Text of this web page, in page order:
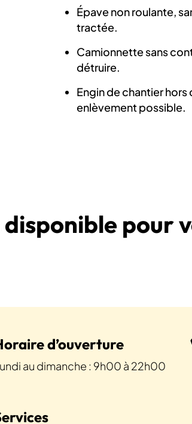
Épave non roulante,
tractée.
Camionnette sans
détruire.
Engin de chantier
enlèvement possible.
pour
d’ouverture
au dimanche : 9h00 à 22h00